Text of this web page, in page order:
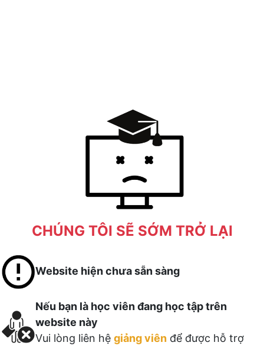
CHÚNG TÔI SẼ SỚM TRỞ LẠI
Website hiện chưa sẵn sàng
Nếu bạn là học viên đang học tập trên
website này
Vui lòng liên hệ giảng viên để được hỗ trợ